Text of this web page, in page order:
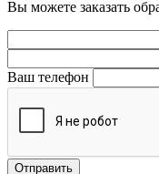
Вы можете заказать
Ваш телефон